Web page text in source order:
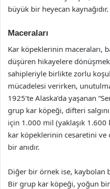
büyük bir heyecan kaynağıdır.
Maceraları
Kar köpeklerinin maceraları,
düşüren hikayelere
sahipleriyle birlikte zorlu
mücadelesi verirken,
1925’te Alaska’da yaşanan
grup kar köpeği, difteri
için 1.000 mil (yaklaşık
kar köpeklerinin cesaretini ve
bir anıdır.
Diğer bir örnek ise, kaybolan
Bir grup kar köpeği, yoğun bir